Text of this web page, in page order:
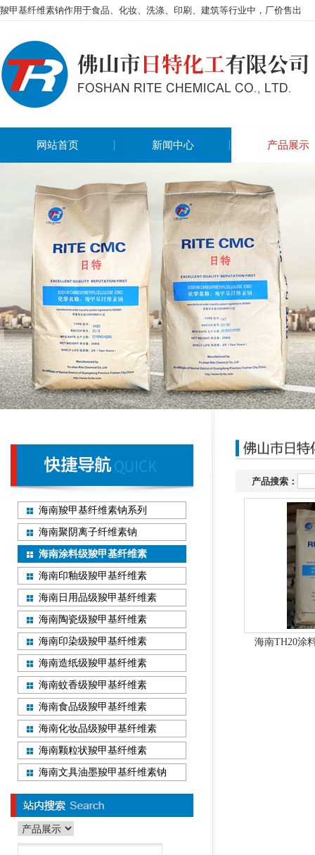
羧甲基纤维素钠作用于食品、化妆、洗涤、印刷、建筑等行业中，厂价售出
网站首页 新闻中心 产品展示
海南羧甲基纤维素钠系列
海南聚阴离子纤维素钠
海南涂料级羧甲基纤维素
海南印釉级羧甲基纤维素
海南日用品级羧甲基纤维素
海南陶瓷级羧甲基纤维素
海南印染级羧甲基纤维素
海南造纸级羧甲基纤维素
海南蚊香级羧甲基纤维素
海南食品级羧甲基纤维素
海南化妆品级羧甲基纤维素
海南颗粒状羧甲基纤维素
海南文具油墨羧甲基纤维素钠
产品搜索：
海南TH20涂